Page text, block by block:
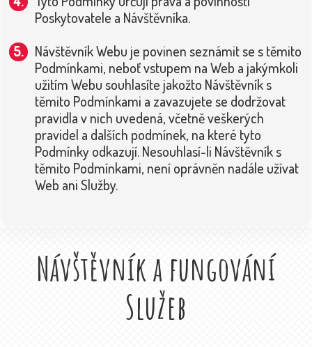
Poskytovatele a Návštěvníka.
Návštěvník Webu je povinen seznámit se s těmito
Podmínkami, neboť vstupem na Web a jakýmkoli
užitím Webu souhlasíte jakožto Návštěvník s
těmito Podmínkami a zavazujete se dodržovat
pravidla v nich uvedená, včetně veškerých
pravidel a dalších podmínek, na které tyto
Podmínky odkazují. Nesouhlasí-li Návštěvník s
těmito Podmínkami, není oprávněn nadále užívat
Web ani Služby.
Návštěvník a fungování
Služeb